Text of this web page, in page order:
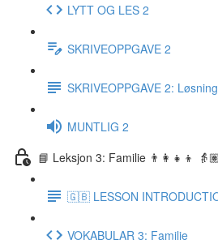
LYTT OG LES 2
SKRIVEOPPGAVE 2
SKRIVEOPPGAVE 2:
MUNTLIG 2
📘 Leksjon 3: Familie 👨‍👩‍👧‍👦
🇬🇧 LESSON
VOKABULAR 3: Familie